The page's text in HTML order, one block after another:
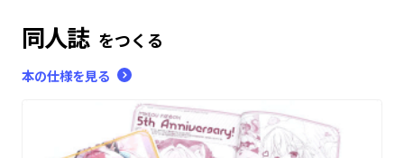
同人誌 をつくる
本の仕様を見る